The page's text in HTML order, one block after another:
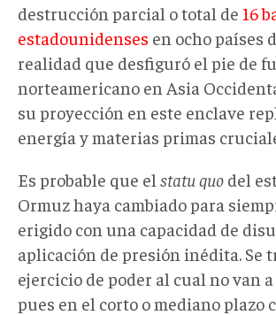
destrucción parcial o total de 16
estadounidenses en ocho países
realidad que desfiguró el pie de
norteamericano en Asia
su proyección en este enclave
energía y materias primas
Es probable que el statu quo del
Ormuz haya cambiado para
erigido con una capacidad de
aplicación de presión inédita. Se
ejercicio de poder al cual no van
pues en el corto o mediano plazo